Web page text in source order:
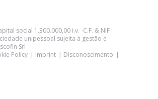
social 1.300.000,00 i.v. -C.F. & NIF
unipessoal sujeita à gestão e
Srl
Policy Imprint
Disconoscimento